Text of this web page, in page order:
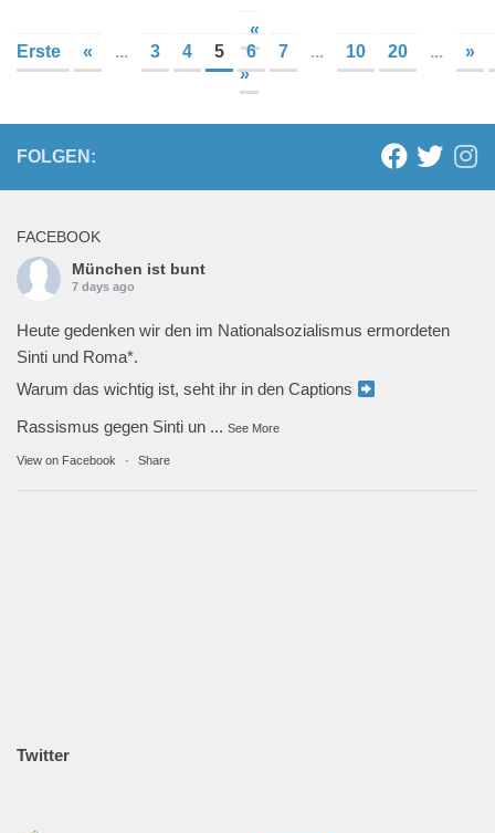
«
Erste
« ... 3 4 5 6 7 ... 10 20 ...
»
»
FOLGEN:
FACEBOOK
München ist bunt
7 days ago
Heute gedenken wir den im Nationalsozialismus ermordeten
Sinti und Roma*.
Warum das wichtig ist, seht ihr in den Captions
Rassismus gegen Sinti un ... See More
View on Facebook · Share
Twitter